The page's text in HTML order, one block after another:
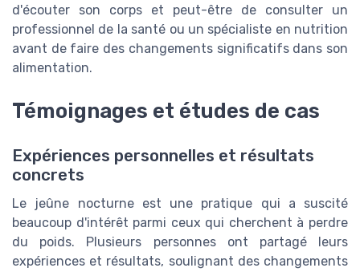
d'écouter son corps et peut-être de consulter un
professionnel de la santé ou un spécialiste en nutrition
avant de faire des changements significatifs dans son
alimentation.
Témoignages et études de cas
Expériences personnelles et résultats
concrets
Le jeûne nocturne est une pratique qui a suscité
beaucoup d'intérêt parmi ceux qui cherchent à perdre
du poids. Plusieurs personnes ont partagé leurs
expériences et résultats, soulignant des changements